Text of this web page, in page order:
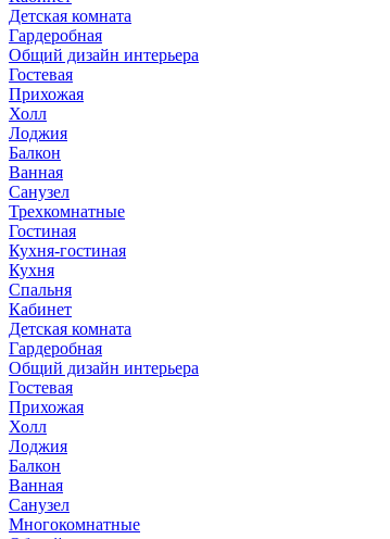
Детская комната
Гардеробная
Общий дизайн интерьера
Гостевая
Прихожая
Холл
Лоджия
Балкон
Ванная
Санузел
Трехкомнатные
Гостиная
Кухня-гостиная
Кухня
Спальня
Кабинет
Детская комната
Гардеробная
Общий дизайн интерьера
Гостевая
Прихожая
Холл
Лоджия
Балкон
Ванная
Санузел
Многокомнатные